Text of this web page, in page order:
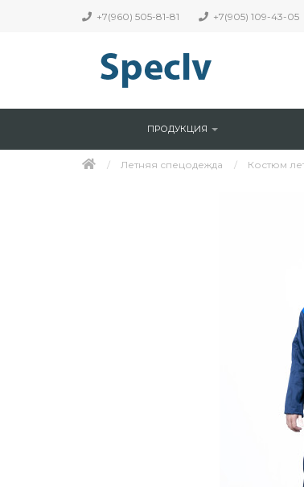
+7(960) 505-81-81 +7(905) 109-43-05
ПРОДУКЦИЯ
Летняя спецодежда Костюм